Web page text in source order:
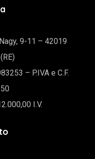
9-11 – 42019
– P.IVA e C.F.
I.V.